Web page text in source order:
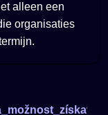
alleen een
organisaties